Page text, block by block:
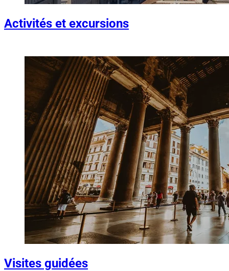
Activités et excursions
Visites guidées